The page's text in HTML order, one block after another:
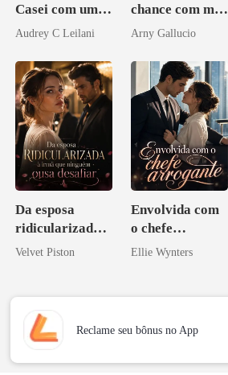
Casei com um
Magnata
Audrey C Leilani
chance com meu
amor bilionário
Arny Gallucio
Da esposa
ridicularizada à
irmã que
Velvet Piston
Envolvida com
o chefe
arrogante
Ellie Wynters
Reclame seu bônus no App